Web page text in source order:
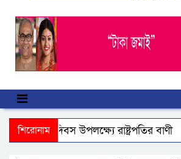
শিরোনাম
দিবস উপলক্ষ্যে রাষ্ট্রপতির বাণী